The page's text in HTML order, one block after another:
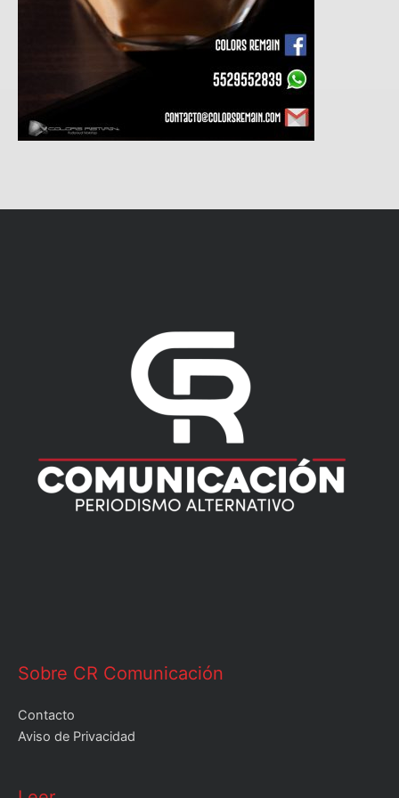
Sobre CR Comunicación
Contacto
Aviso de Privacidad
Leer